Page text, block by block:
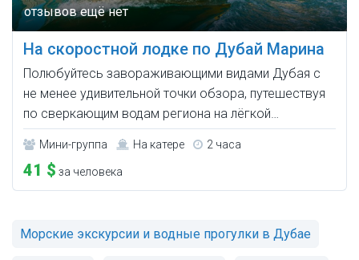
На скоростной лодке по Дубай Марина
Полюбуйтесь завораживающими видами Дубая с
не менее удивительной точки обзора, путешествуя
по сверкающим водам региона на лёгкой…
Мини-группа На катере 2 часа
41 $ за человека
Морские экскурсии и водные прогулки в Дубае